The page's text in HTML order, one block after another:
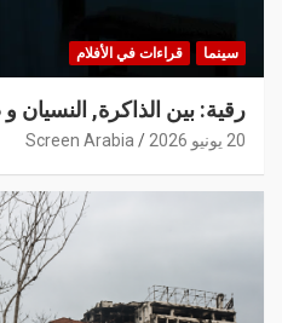
سينما قراءات في الأفلام
رقية: بين الذاكرة,
20 يونيو 2026 Screen Arabia